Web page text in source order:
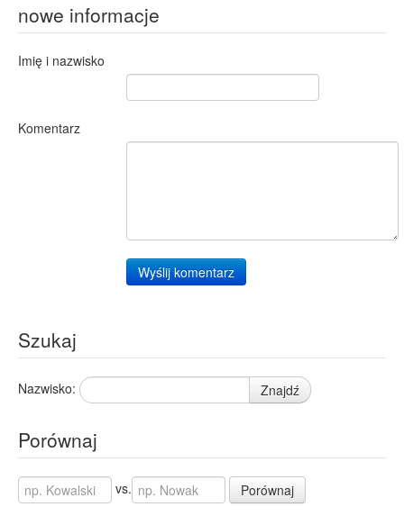
nowe informacje
Imię i nazwisko
Komentarz
Wyślij komentarz
Szukaj
Nazwisko: Znajdź
Porównaj
vs. Porównaj